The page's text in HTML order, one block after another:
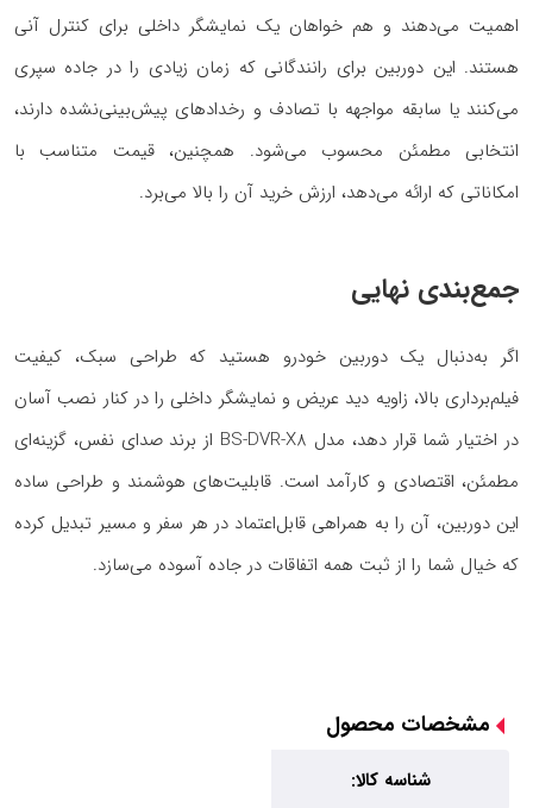
اهمیت می‌دهند و هم خواهان یک نمایشگر داخلی برای کنترل آنی
هستند. این دوربین برای رانندگانی که زمان زیادی را در جاده سپری
می‌کنند یا سابقه مواجهه با تصادف و رخدادهای پیش‌بینی‌نشده دارند،
انتخابی مطمئن محسوب می‌شود. همچنین، قیمت متناسب با
امکاناتی که ارائه می‌دهد، ارزش خرید آن را بالا می‌برد.
جمع‌بندی نهایی
اگر به‌دنبال یک دوربین خودرو هستید که طراحی سبک، کیفیت
فیلم‌برداری بالا، زاویه دید عریض و نمایشگر داخلی را در کنار نصب آسان
در اختیار شما قرار دهد، مدل BS-DVR-X8 از برند صدای نفس، گزینه‌ای
مطمئن، اقتصادی و کارآمد است. قابلیت‌های هوشمند و طراحی ساده
این دوربین، آن را به همراهی قابل‌اعتماد در هر سفر و مسیر تبدیل کرده
که خیال شما را از ثبت همه اتفاقات در جاده آسوده می‌سازد.
مشخصات محصول
شناسه کالا: